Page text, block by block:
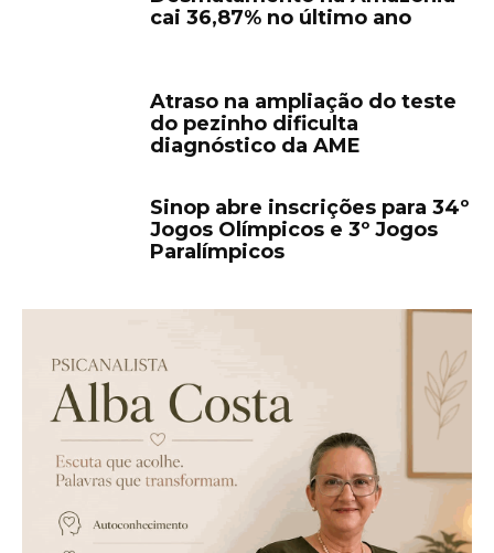
cai 36,87% no último ano
Atraso na ampliação do teste
do pezinho dificulta
diagnóstico da AME
Sinop abre inscrições para 34º
Jogos Olímpicos e 3º Jogos
Paralímpicos